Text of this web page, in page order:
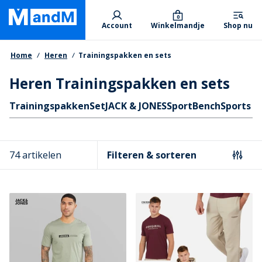
Skip
main
content
Primary departments
Account Winkelmandje
0
Shop nu
Kruimelpad
Home Heren Trainingspakken en sets
Heren Trainingspakken en sets
Quicklinks
TrainingspakkenSetJACK & JONESSportBenchSports
74 artikelen Filteren & sorteren